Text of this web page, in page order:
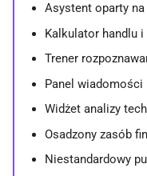
Asystent oparty na
Kalkulator handlu i
Trener
Panel wiadomości
Widżet analizy
Osadzony zasób
Niestandardowy